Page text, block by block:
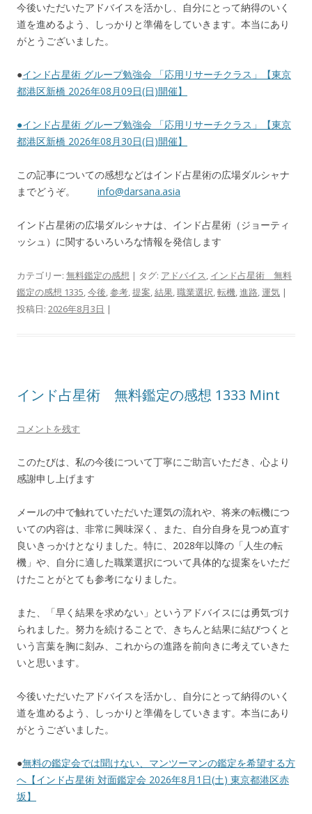
今後いただいたアドバイスを活かし、自分にとって納得のいく
道を進めるよう、しっかりと準備をしていきます。本当にあり
がとうございました。
●インド占星術 グループ勉強会 「応用リサーチクラス」【東京
都港区新橋 2026年08月09日(日)開催】
●インド占星術 グループ勉強会 「応用リサーチクラス」【東京
都港区新橋 2026年08月30日(日)開催】
この記事についての感想などはインド占星術の広場ダルシャナ
までどうぞ。 info@darsana.asia
インド占星術の広場ダルシャナは、インド占星術（ジョーティ
ッシュ）に関するいろいろな情報を発信します
カテゴリー: 無料鑑定の感想 | タグ: アドバイス, インド占星術 無料
鑑定の感想 1335,今後,参考,提案,結果,職業選択,転機,進路,運気 |
投稿日: 2026年8月3日 |
インド占星術 無料鑑定の感想 1333 Mint
コメントを残す
このたびは、私の今後について丁寧にご助言いただき、心より
感謝申し上げます
メールの中で触れていただいた運気の流れや、将来の転機につ
いての内容は、非常に興味深く、また、自分自身を見つめ直す
良いきっかけとなりました。特に、2028年以降の「人生の転
機」や、自分に適した職業選択について具体的な提案をいただ
けたことがとても参考になりました。
また、「早く結果を求めない」というアドバイスには勇気づけ
られました。努力を続けることで、きちんと結果に結びつくと
いう言葉を胸に刻み、これからの進路を前向きに考えていきた
いと思います。
今後いただいたアドバイスを活かし、自分にとって納得のいく
道を進めるよう、しっかりと準備をしていきます。本当にあり
がとうございました。
●無料の鑑定会では聞けない、マンツーマンの鑑定を希望する方
へ【インド占星術 対面鑑定会 2026年8月1日(土) 東京都港区赤
坂】